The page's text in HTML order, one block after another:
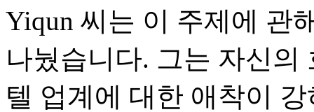
Yiqun 씨는 이 주제에 관
나눴습니다. 그는 자신의
텔 업계에 대한 애착이